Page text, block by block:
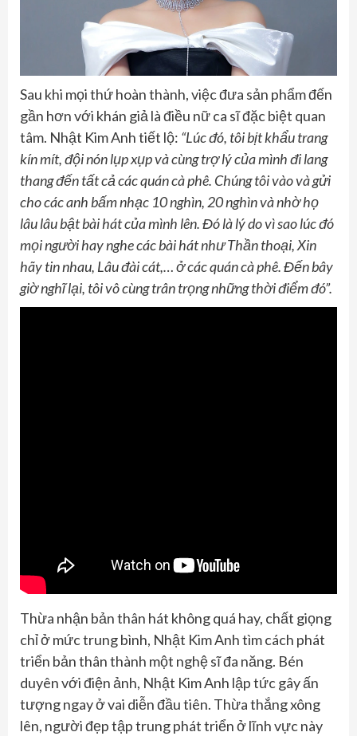
Sau khi mọi thứ hoàn thành, việc đưa sản phẩm đến
gần hơn với khán giả là điều nữ ca sĩ đặc biệt quan
tâm. Nhật Kim Anh tiết lộ: “Lúc đó, tôi bịt khẩu trang
kín mít, đội nón lụp xụp và cùng trợ lý của mình đi lang
thang đến tất cả các quán cà phê. Chúng tôi vào và gửi
cho các anh bấm nhạc 10 nghìn, 20 nghìn và nhờ họ
lâu lâu bật bài hát của mình lên. Đó là lý do vì sao lúc đó
mọi người hay nghe các bài hát như Thần thoại, Xin
hãy tin nhau, Lâu đài cát,… ở các quán cà phê. Đến bây
giờ nghĩ lại, tôi vô cùng trân trọng những thời điểm đó”.
Thừa nhận bản thân hát không quá hay, chất giọng
chỉ ở mức trung bình, Nhật Kim Anh tìm cách phát
triển bản thân thành một nghệ sĩ đa năng. Bén
duyên với điện ảnh, Nhật Kim Anh lập tức gây ấn
tượng ngay ở vai diễn đầu tiên. Thừa thắng xông
lên, người đẹp tập trung phát triển ở lĩnh vực này